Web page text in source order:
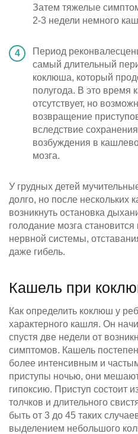
Затем тяжелые
2-3 недели немного
Период
самый длительный
коклюша, который
полугода. В это время
отсутствует, но
возвращение
вследствие
возбуждения в
мозга.
У грудных детей
долго, но после
возникнуть остановка
голодание мозга
нервной системы,
даже гибель.
Кашель при
Как определить коклюш у
характерного кашля. Он
спустя две недели от
симптомов. Кашель
более интенсивным и
приступы ночью, они
гипоксию. Приступ состоит
толчков и длительного
быть от 3 до 45 таких
выделением небольшого